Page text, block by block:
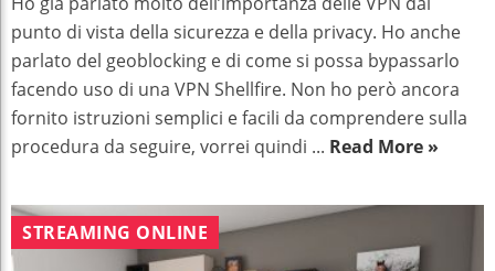
punto di vista della sicurezza e della privacy. Ho anche
parlato del geoblocking e di come si possa bypassarlo
facendo uso di una VPN Shellfire. Non ho però ancora
fornito istruzioni semplici e facili da comprendere sulla
procedura da seguire, vorrei quindi ... Read More »
STREAMING ONLINE